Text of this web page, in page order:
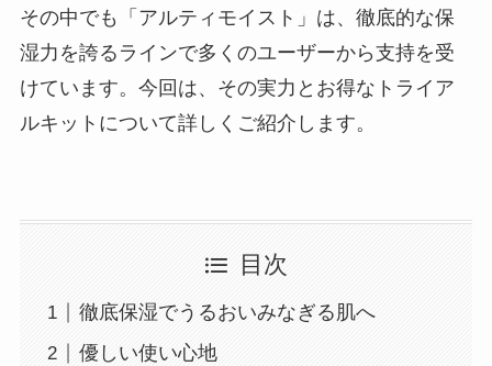
その中でも「アルティモイスト」は、徹底的な保
湿力を誇るラインで多くのユーザーから支持を受
けています。今回は、その実力とお得なトライア
ルキットについて詳しくご紹介します。
目次
徹底保湿でうるおいみなぎる肌へ
優しい使い心地